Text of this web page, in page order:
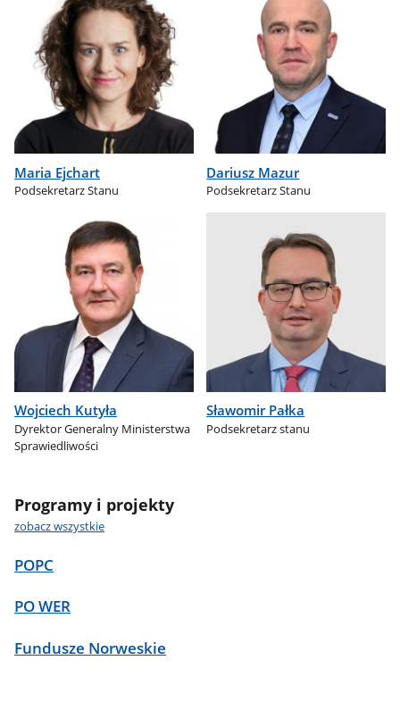
Maria Ejchart
Podsekretarz Stanu
Dariusz Mazur
Podsekretarz Stanu
Wojciech Kutyła
Dyrektor Generalny Ministerstwa
Sprawiedliwości
Sławomir Pałka
Podsekretarz stanu
Programy i projekty
zobacz wszystkie
POPC
PO WER
Fundusze Norweskie